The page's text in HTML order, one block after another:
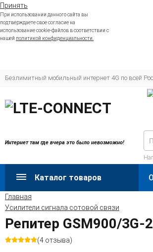
Принять
При использовании данного сайта вы
подтверждаете свое согласие на
использование cookie-файлов в соответствии с
нашей политикой конфиденциальности.
Безлимитный мобильный интернет 4G по всей
Интернет там где вчера это было невозможно!
Каталог товаров
Главная
Усилители сигнала сотовой связи
Репитер GSM900/3G-
(4 отзыва)